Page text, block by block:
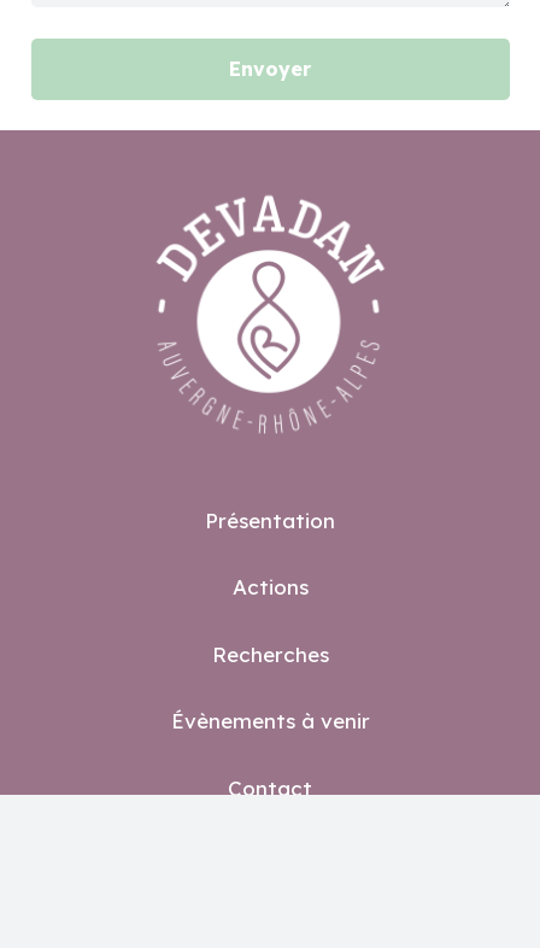
Envoyer
Présentation
Actions
Recherches
Évènements à venir
Contact